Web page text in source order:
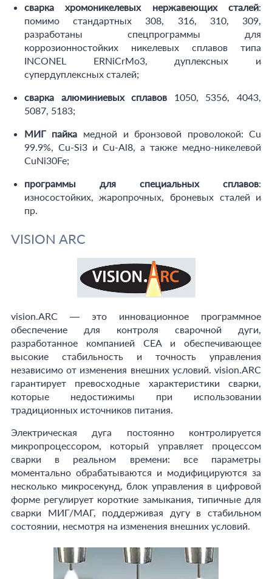
сварка хромоникелевых нержавеющих сталей:
помимо стандартных 308, 316, 310, 309,
разработаны спецпрограммы для
коррозионностойких никелевых сплавов типа
INCONEL ERNiCrMo3, дуплексных и
супердуплексных сталей;
сварка алюминиевых сплавов 1050, 5356, 4043,
5087, 5183;
МИГ пайка медной и бронзовой проволокой: Сu
99.9%, Cu-Si3 и Cu-Al8, а также медно-никелевой
CuNi30Fe;
программы для специальных сплавов:
износостойких, жаропрочных, броневых сталей и
пр.
VISION ARC
vision.ARC — это инновационное программное
обеспечение для контроля сварочной дуги,
разработанное компанией СЕА и обеспечивающее
высокие стабильность и точность управления
независимо от изменения внешних условий. vision.ARC
гарантирует превосходные характеристики сварки,
которые недостижимы при использовании
традиционных источников питания.
Электрическая дуга постоянно контролируется
микропроцессором, который управляет процессом
сварки в реальном времени: все параметры
моментально обрабатываются и модифицируются за
несколько микросекунд, блок управления в цифровой
форме регулирует короткие замыкания, типичные для
сварки MИГ/MAГ, поддерживая дугу в стабильном
состоянии, несмотря на изменения внешних условий.